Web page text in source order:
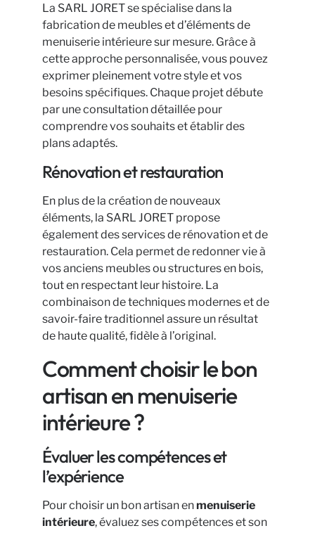
La SARL JORET se spécialise dans la
fabrication de meubles et d’éléments de
menuiserie intérieure sur mesure. Grâce à
cette approche personnalisée, vous pouvez
exprimer pleinement votre style et vos
besoins spécifiques. Chaque projet débute
par une consultation détaillée pour
comprendre vos souhaits et établir des
plans adaptés.
Rénovation et restauration
En plus de la création de nouveaux
éléments, la SARL JORET propose
également des services de rénovation et de
restauration. Cela permet de redonner vie à
vos anciens meubles ou structures en bois,
tout en respectant leur histoire. La
combinaison de techniques modernes et de
savoir-faire traditionnel assure un résultat
de haute qualité, fidèle à l’original.
Comment choisir le bon
artisan en menuiserie
intérieure ?
Évaluer les compétences et
l’expérience
Pour choisir un bon artisan enmenuiserie
intérieure, évaluez ses compétences et son